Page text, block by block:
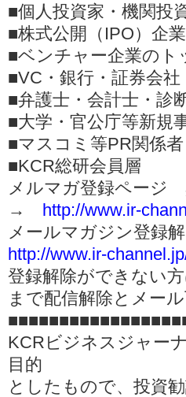
■個人投資家・機関投
■株式公開（IPO）企
■ベンチャー企業のト
■VC・銀行・証券会
■弁護士・会計士・診
■大学・官公庁等新規
■マスコミ等PR関係者
■KCR総研会員層
メルマガ登録ページ
→ http://www.ir-
メールマガジン登録
http://www.ir-
登録解除ができない
まで配信解除とメー
KCRビジネスジャー
目的
としたもので、投資